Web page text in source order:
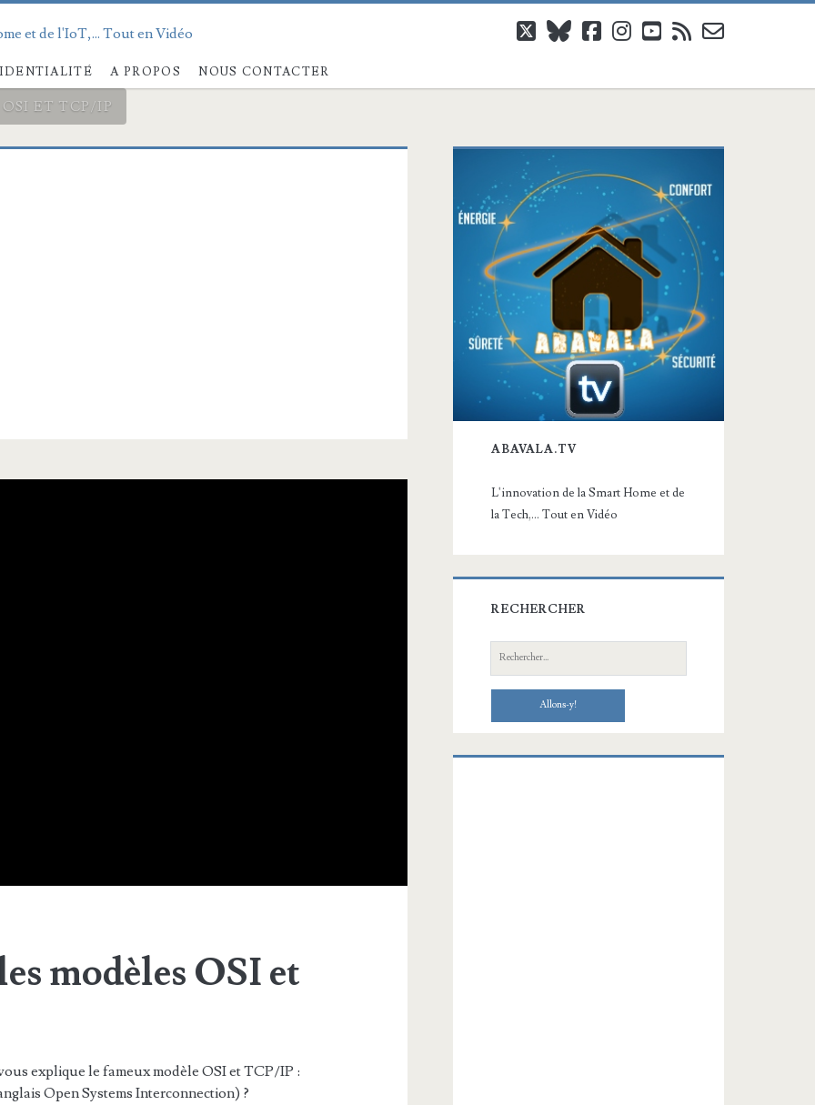
et de l'IoT,... Tout en Vidéo
A PROPOS NOUS CONTACTER
twitterblueskyfacebook
instagram
youtube
rss email-
ET TCP/IP
modèles OSI et
explique le fameux modèle OSI et TCP/IP :
Open Systems Interconnection) ?
Barre
latérale
principale
ABAVALA.TV
L'innovation de la Smart Home et de
la Tech,... Tout en Vidéo
RECHERCHER
Recherche: